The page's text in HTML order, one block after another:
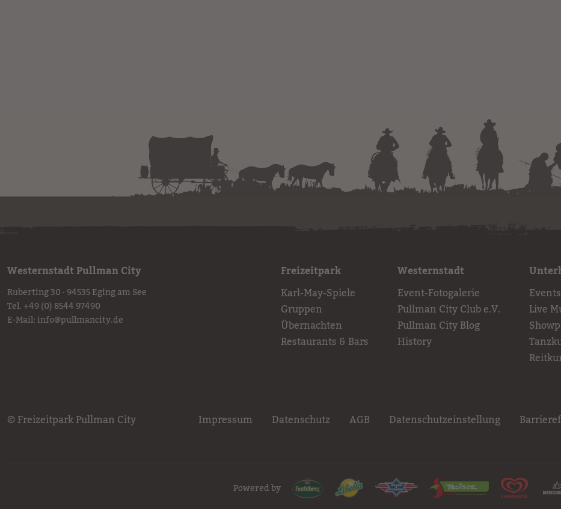
Westernstadt Pullman City
Ruberting 30 · 94535 Eging am See
Tel.+49 (0) 8544 97490
E-Mail:info@pullmancity.de
Freizeitpark
Karl-May-Spiele
Gruppen
Übernachten
Restaurants & Bars
Westernstadt
Event-Fotogalerie
Pullman City Club e.V.
Pullman City Blog
History
Events
Live
Impressum Datenschutz AGB Datenschutzeinstellung
© Freizeitpark Pullman City
Powered by